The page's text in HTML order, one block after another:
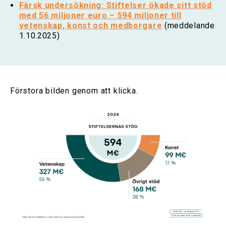
Färsk undersökning: Stiftelser ökade sitt stöd
med 56 miljoner euro – 594 miljoner till
vetenskap, konst och medborgare (meddelande
1.10.2025)
Förstora bilden genom att klicka.